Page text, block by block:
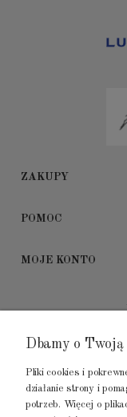
ZAKUPY
POMOC
MOJE KONTO
Dbamy o
Pliki cookies i
działanie strony i
potrzeb. Więcej o